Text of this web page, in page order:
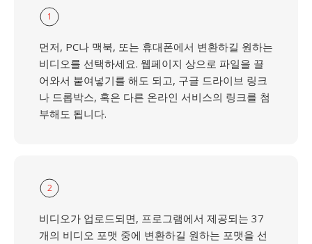
1
먼저, PC나 맥북, 또는 휴대폰에서 변환하길 원하는
비디오를 선택하세요. 웹페이지 상으로 파일을 끌
어와서 붙여넣기를 해도 되고, 구글 드라이브 링크
나 드롭박스, 혹은 다른 온라인 서비스의 링크를 첨
부해도 됩니다.
2
비디오가 업로드되면, 프로그램에서 제공되는 37
개의 비디오 포맷 중에 변환하길 원하는 포맷을 선